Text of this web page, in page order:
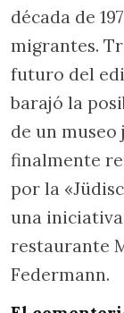
década de
migrantes.
futuro del
barajó la
de un
finalmente
por la
una
restaurante
Federmann.